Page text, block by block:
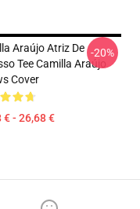
Araújo Atriz De
Tee Camilla Araújo
Cover
€ - 26,68 €
-20%